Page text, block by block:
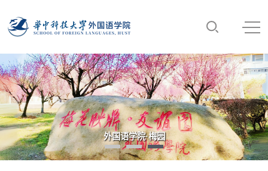
外国语学院·梅园